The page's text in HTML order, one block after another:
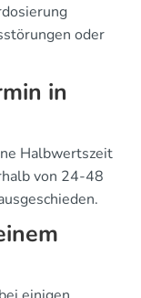
oder
in
Halbwertszeit
von 24-48